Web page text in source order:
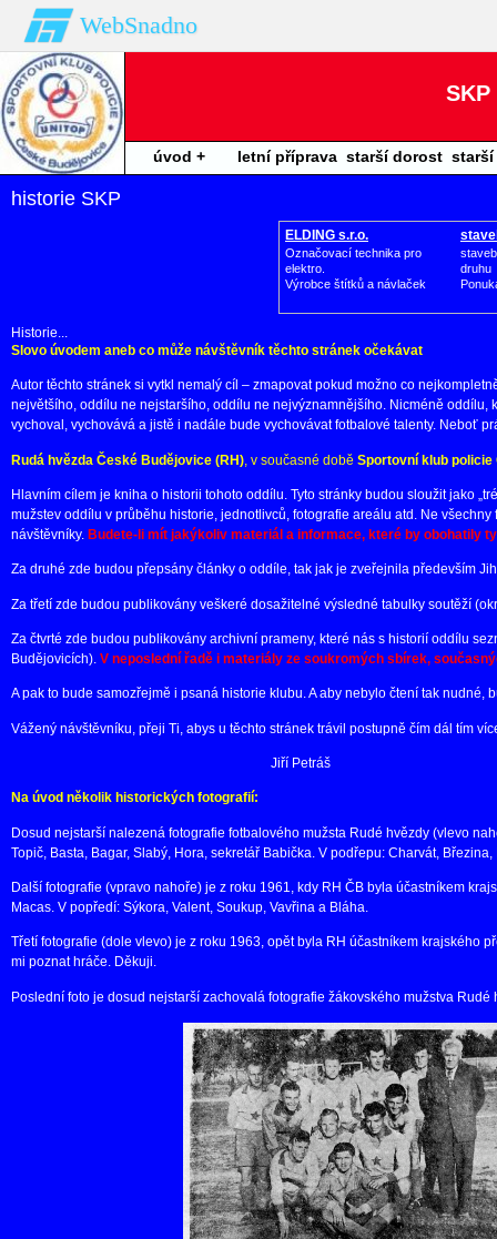
WebSnadno
úvod +
letní příprava starší dorost
historie SKP
ELDING s.r.o.
Označovací technika pro
elektro.
Výrobce štítků a návlaček
druhu
Historie...
Slovo úvodem aneb co může návštěvník těchto stránek očekávat
Autor těchto stránek si vytkl nemalý cíl – zmapovat pokud možno co
největšího, oddílu ne nejstaršího, oddílu ne nejvýznamnějšího. Nicméně
vychoval, vychovává a jistě i nadále bude vychovávat fotbalové talenty. Neboť
Rudá hvězda České Budějovice (RH) , v současné době Sportovní klub
Hlavním cílem je kniha o historii tohoto oddílu. Tyto stránky budou sloužit jako
mužstev oddílu v průběhu historie, jednotlivců, fotografie areálu atd. Ne
návštěvníky. Budete-li mít jakýkoliv materiál a informace, které by obohatily
Za druhé zde budou přepsány články o oddíle, tak jak je zveřejnila především
Za třetí zde budou publikovány veškeré dosažitelné výsledné tabulky soutěží
Za čtvrté zde budou publikovány archivní prameny, které nás s historií oddílu
Budějovicích). V neposlední řadě i materiály ze soukromých sbírek,
A pak to bude samozřejmě i psaná historie klubu. A aby nebylo čtení tak nudné,
Vážený návštěvníku, přeji Ti, abys u těchto stránek trávil postupně čím dál tím
Jiří Petráš
Na úvod několik historických fotografií:
Dosud nejstarší nalezená fotografie fotbalového mužsta Rudé hvězdy (vlevo
Topič, Basta, Bagar, Slabý, Hora, sekretář Babička. V podřepu: Charvát,
Další fotografie (vpravo nahoře) je z roku 1961, kdy RH ČB byla účastníkem
Macas. V popředí: Sýkora, Valent, Soukup, Vavřina a Bláha.
Třetí fotografie (dole vlevo) je z roku 1963, opět byla RH účastníkem krajského
mi poznat hráče. Děkuji.
Poslední foto je dosud nejstarší zachovalá fotografie žákovského mužstva